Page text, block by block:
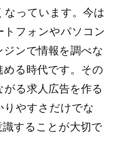
なっています。今は
トフォンやパソコン
ンで情報を調べな
る時代です。その
る求人広告を作る
りやすさだけでな
識することが大切で